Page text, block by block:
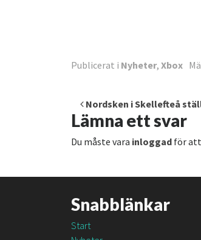
Publicerat i Nyheter, Xbox
Inläggsnavigering
Nordsken i Skellefteå
Lämna ett svar
Du måste vara inloggad för
Snabblänkar
Start